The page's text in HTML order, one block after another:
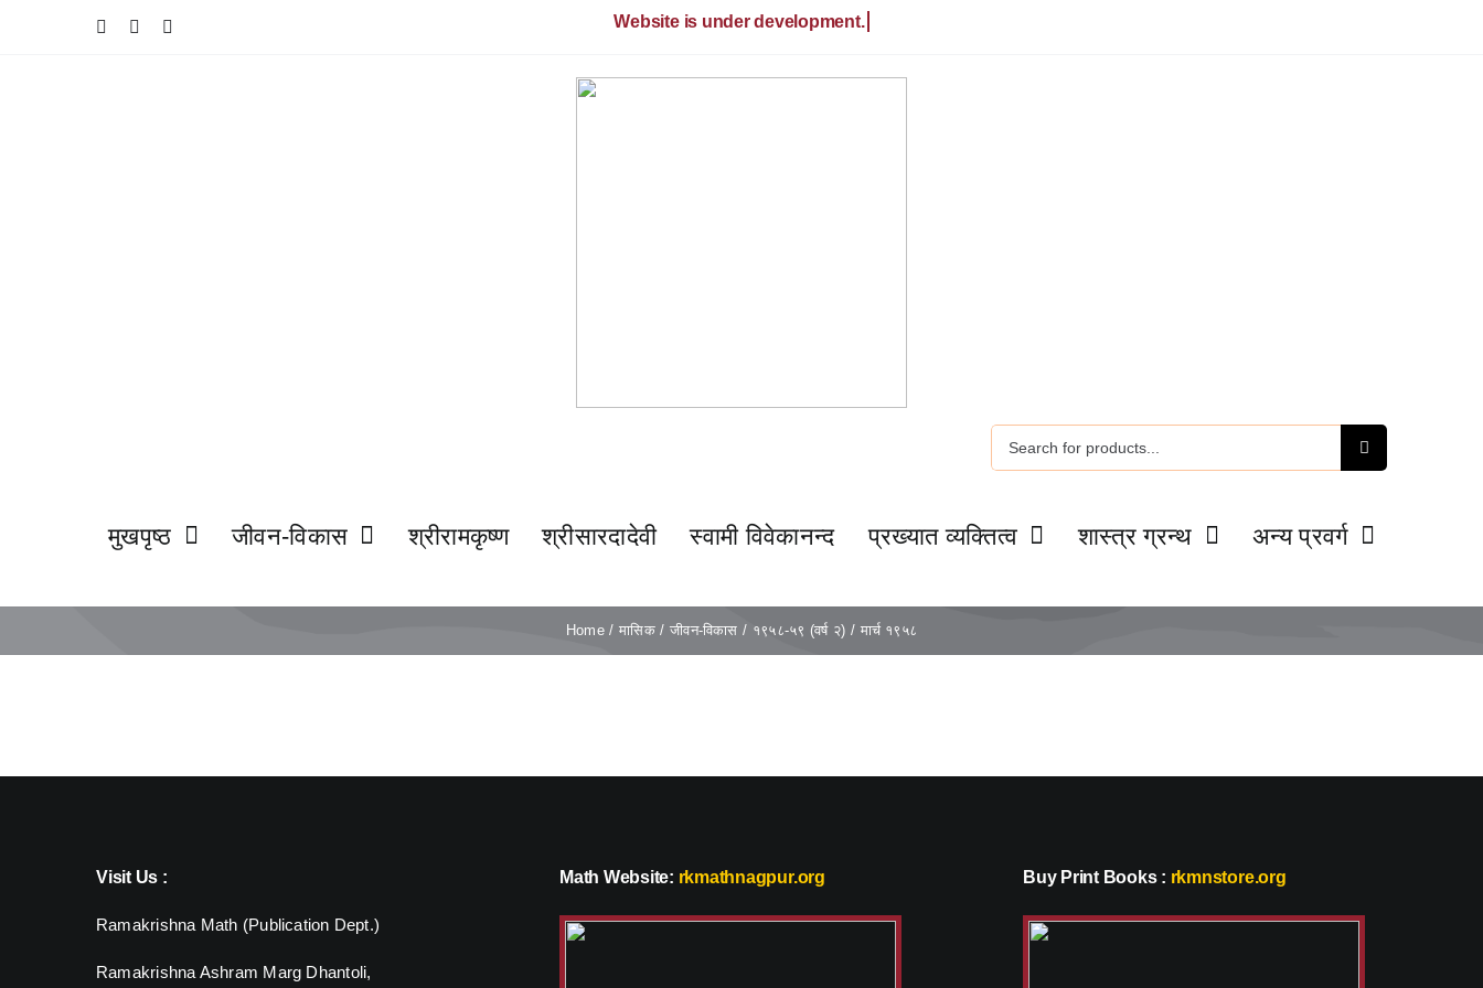
Search
for:
मुखपृष्ठ जीवन-विकास श्रीरामकृष्ण श्रीसारदादेवी स्वामी विवेकानन्द प्रख्यात व्यक्तित्व शास्त्र ग्रन्थ अन्य प्रवर्ग
Home मासिक जीवन-विकास १९५८-५९ (वर्ष २) मार्च १९५८
Visit Us :
Ramakrishna Math (Publication Dept.)
Ramakrishna Ashram Marg Dhantoli,
Math Website: rkmathnagpur.org Buy Print Books: rkmnstore.org